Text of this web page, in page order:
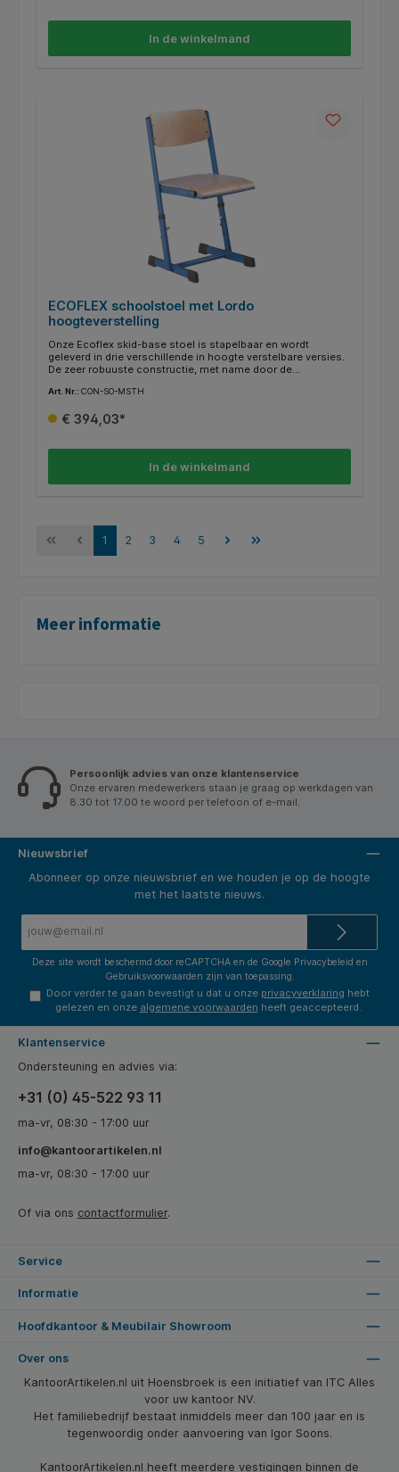
In de winkelmand
ECOFLEX schoolstoel met Lordo
hoogteverstelling
Onze Ecoflex skid-base stoel is stapelbaar en wordt
geleverd in drie verschillende in hoogte verstelbare versies.
De zeer robuuste constructie, met name door de
De drietraps hoogteverstelling met
ergonomische aanpassing aan de respectieve lengte van de
Art. Nr.: CON-SO-MSTH
€ 394,03*
In de winkelmand
1 2 3 4 5
Meer informatie
Persoonlijk advies van onze klantenservice
Onze ervaren medewerkers staan je graag op werkdagen van
8.30 tot 17.00 te woord per telefoon of e-mail.
Nieuwsbrief
Abonneer op onze nieuwsbrief en we houden je op de hoogte
met het laatste nieuws.
Deze site wordt beschermd door reCAPTCHA en de Google Privacybeleid en
Gebruiksvoorwaarden zijn van toepassing.
Door verder te gaan bevestigt u dat u onze privacyverklaring hebt
gelezen en onze algemene voorwaarden heeft geaccepteerd.
Klantenservice
Ondersteuning en advies via:
+31 (0) 45-522 93 11
ma-vr, 08:30 - 17:00 uur
info@kantoorartikelen.nl
ma-vr, 08:30 - 17:00 uur
Of via ons contactformulier.
Service
Informatie
Hoofdkantoor & Meubilair Showroom
Over ons
KantoorArtikelen.nl uit Hoensbroek is een initiatief van ITC Alles
voor uw kantoor NV.
Het familiebedrijf bestaat inmiddels meer dan 100 jaar en is
tegenwoordig onder aanvoering van Igor Soons.
KantoorArtikelen.nl heeft meerdere vestigingen binnen de